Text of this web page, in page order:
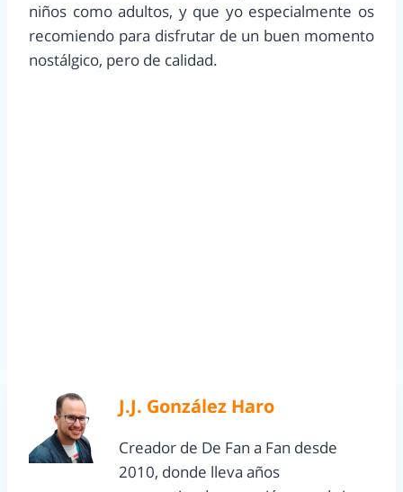
niños como adultos, y que yo especialmente os
recomiendo para disfrutar de un buen momento
nostálgico, pero de calidad.
J.J. González Haro
Creador de De Fan a Fan desde
2010, donde lleva años